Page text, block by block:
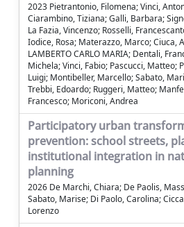
2023 Pietrantonio, Filomena; Vinci,
Ciarambino, Tiziana; Galli, Barbara;
La Fazia, Vincenzo; Rosselli,
Iodice, Rosa; Materazzo, Marco; Ciuca,
LAMBERTO CARLO MARIA; Dentali,
Michela; Vinci, Fabio; Pascucci, Matteo;
Luigi; Montibeller, Marcello; Sabato,
Trebbi, Edoardo; Ruggeri, Matteo;
Francesco; Moriconi, Andrea
Participatory urban
prevention: school streets,
institutional integration in
planning
2026 De Marchi, Chiara; De Paolis,
Sabato, Marise; Di Paolo, Carolina;
Lorenzo